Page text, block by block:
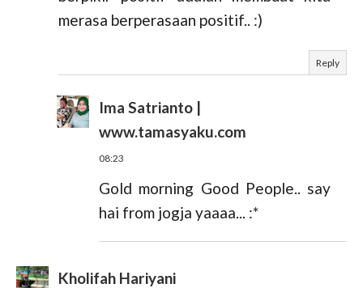
merasa berperasaan positif.. :)
Reply
Ima Satrianto |
www.tamasyaku.com
08:23
Gold morning Good People.. say
hai from jogja yaaaa... :*
Kholifah Hariyani